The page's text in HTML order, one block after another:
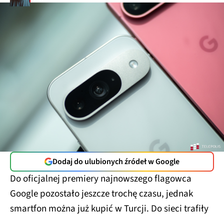
Dodaj do ulubionych źródeł w Google
Do oficjalnej premiery najnowszego flagowca
Google pozostało jeszcze trochę czasu, jednak
smartfon można już kupić w Turcji. Do sieci trafiły